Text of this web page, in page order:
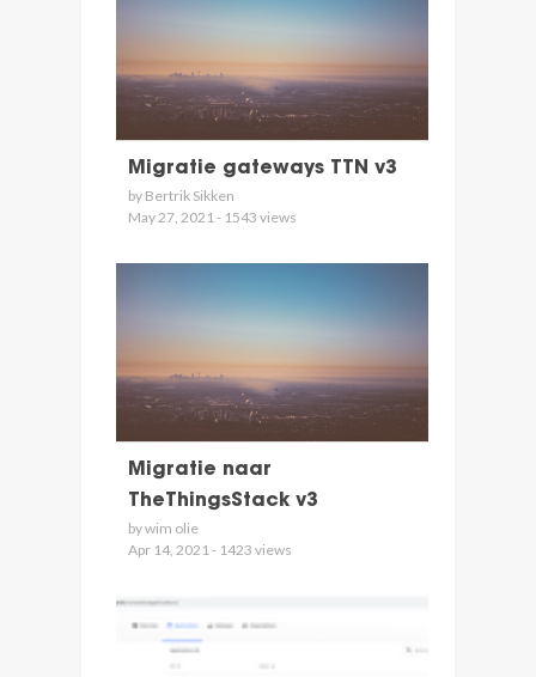
Migratie gateways TTN v3
by Bertrik Sikken
May 27, 2021 - 1543 views
Migratie naar
TheThingsStack v3
by wim olie
Apr 14, 2021 - 1423 views